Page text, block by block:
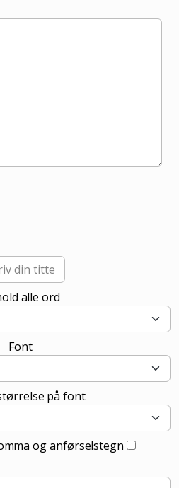
alle ord
Font
på font
og anførselstegn